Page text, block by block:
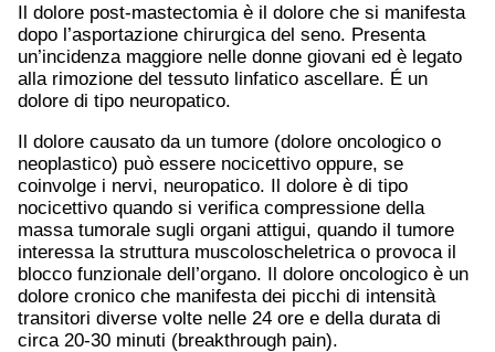
Il dolore post-mastectomia è il dolore che si manifesta
dopo l’asportazione chirurgica del seno. Presenta
un’incidenza maggiore nelle donne giovani ed è legato
alla rimozione del tessuto linfatico ascellare. É un
dolore di tipo neuropatico.
Il dolore causato da un tumore (dolore oncologico o
neoplastico) può essere nocicettivo oppure, se
coinvolge i nervi, neuropatico. Il dolore è di tipo
nocicettivo quando si verifica compressione della
massa tumorale sugli organi attigui, quando il tumore
interessa la struttura muscoloscheletrica o provoca il
blocco funzionale dell’organo. Il dolore oncologico è un
dolore cronico che manifesta dei picchi di intensità
transitori diverse volte nelle 24 ore e della durata di
circa 20-30 minuti (breakthrough pain).